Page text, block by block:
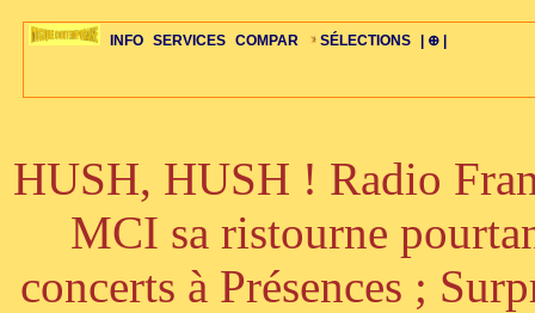
INFO
ÉDITORIAUX ACTUS-CONCERTS HISTOIRE PAYS STYLES-ÉCOLES
SERVICES
MAJ-LISTE ARCH-CONCERTS LIENS RADIOS VIDÉOS PLAN FAQS
COMPAR
SÉLECTION GUIDE-EXPRESS ŒUVRES BIOGRAPHIES PERSPECTIVE
SÉLECTIONS
SÉLECTION COMPOS-INTRO COMPO-INDIV ŒUVRES-INDIV
| ⊕ |
20ÈME PARAL 1001 CD TOP-REC BONUS-ROMANS BONUS-FILMS
CELLO-C
ALTO-C
VIOLON-C
PIANO-CONC GRAND-
HUSH, HUSH ! Radio
MCI sa ristourne
concerts à Présences ;